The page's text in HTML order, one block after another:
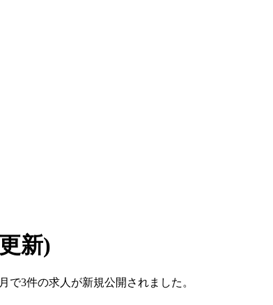
新)
で3件の求人が新規公開されました。